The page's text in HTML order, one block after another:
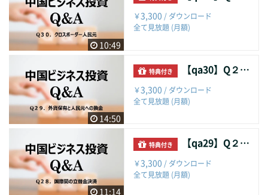
10:49
￥3,300 / ダウンロード
全て見放題 (月額)
14:50
特典付き 【qa30】Q２９．外貨保有と人民元への換金
￥3,300 / ダウンロード
全て見放題 (月額)
11:14
特典付き 【qa29】Q２８．国際間の立替金決済
￥3,300 / ダウンロード
全て見放題 (月額)